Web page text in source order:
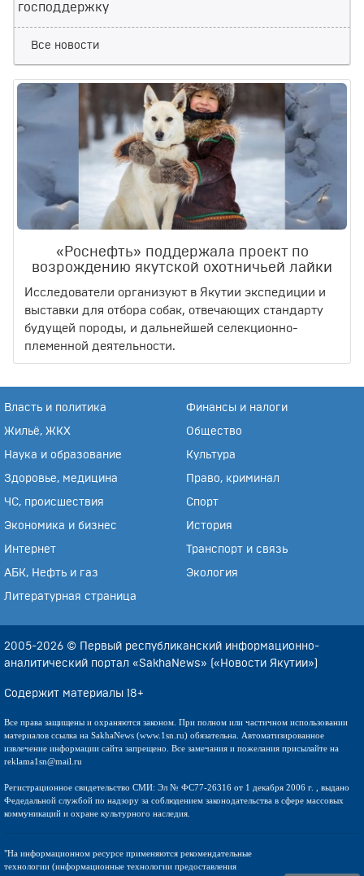
господдержку
Все новости
«Роснефть» поддержала проект по
возрождению якутской охотничьей лайки
Исследователи организуют в Якутии экспедиции и
выставки для отбора собак, отвечающих стандарту
будущей породы, и дальнейшей селекционно-
племенной деятельности.
Власть и политика Финансы и налоги
Жильё, ЖКХ Общество
Наука и образование Культура
Здоровье, медицина Право, криминал
ЧС, происшествия Спорт
Экономика и бизнес История
Интернет Транспорт и связь
АБК, Нефть и газ Экология
Литературная страница
2005-2026 © Первый республиканский информационно-
аналитический портал «SakhaNews» («Новости Якутии»)
Содержит материалы 18+
Все права защищены и охраняются законом. При полном или частичном использовании
материалов ссылка на SakhaNews (www.1sn.ru) обязательна. Автоматизированное
извлечение информации сайта запрещено. Все замечания и пожелания присылайте на
reklama1sn@mail.ru
Регистрационное свидетельство СМИ: Эл № ФС77-26316 от 1 декабря 2006 г. , выдано
Федедальной службой по надзору за соблюдением законодательства в сфере массовых
коммуникаций и охране культурного наследия.
"На информационном ресурсе применяются рекомендательные
технологии (информационные технологии предоставления